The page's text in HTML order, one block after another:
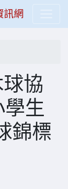
訊網
協
生
錦標